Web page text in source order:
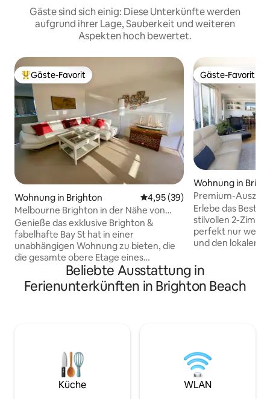
Gäste sind sich einig: Diese Unterkünfte werden
aufgrund ihrer Lage, Sauberkeit und weiteren
Aspekten hoch bewertet.
Beliebter Gäste-Favorit.
Gäste-Favorit
Wohnung in Brighton Durchschnittliche Bewertung:
4,95 (39)
Melbourne Brighton in der Nähe von
Bahn, Geschäften, Penthouse
Genieße das exklusive Brighton &
fabelhafte Bay St hat in einer
unabhängigen Wohnung zu bieten, die
die gesamte obere Etage eines
historischen Hauses einnimmt. Luftig
und hell, gute Aussicht. 350 m zum
Bahnhof North Brighton, 17 min MCG 21
Restaurants, Coles, asiatischem
Lebensmittelgeschäft, einem Kino usw.
in der Bay Street liegt nur 600 Meter zu
Fuß entfernt. <2 km zu den Stränden
Gäste-Favorit
Gäste-Favorit
Wohnung in
Premium-Auszeit
Erlebe das Beste
stilvollen 2-
perfekt nur
und den lokalen
Komfort und
konzipiert und
Wohnbereich,
erkundest oder
Geschäftsviertel
erstklassige
der perfekte
Beliebte Ausstattung in
Ferienunterkünften in Brighton Beach
Küche WLAN